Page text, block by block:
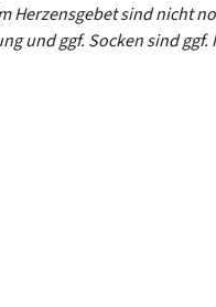
Herzensgebet sind nicht
und ggf. Socken sind